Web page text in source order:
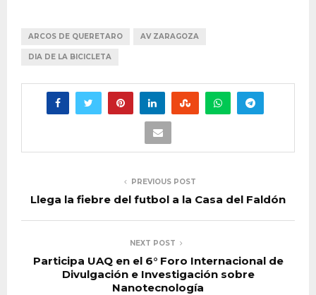
ARCOS DE QUERETARO AV ZARAGOZA
DIA DE LA BICICLETA
PREVIOUS POST
Llega la fiebre del futbol a la Casa del Faldón
NEXT POST
Participa UAQ en el 6° Foro Internacional de
Divulgación e Investigación sobre
Nanotecnología